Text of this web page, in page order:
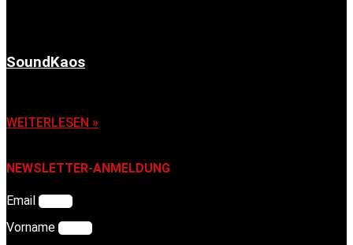
SoundKaos
WEITERLESEN »
NEWSLETTER-ANMELDUNG
Email
Vorname